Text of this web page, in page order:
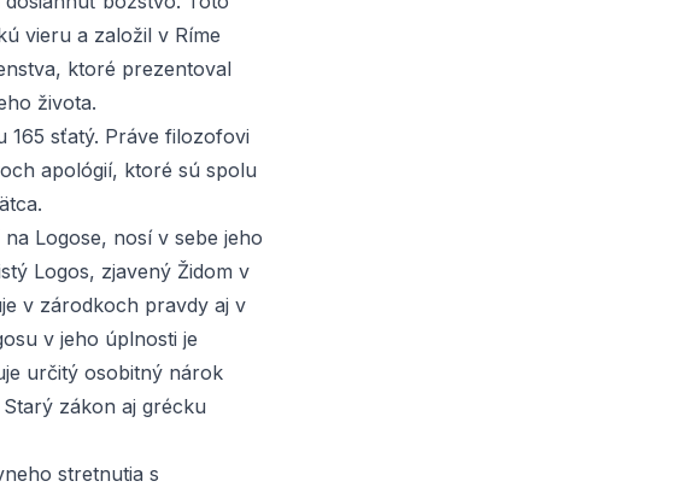
vieru a založil v Ríme
ktoré prezentoval
života.
165 sťatý. Práve filozofovi
apológií, ktoré sú spolu
Logose, nosí v sebe jeho
Logos, zjavený Židom v
v zárodkoch pravdy aj v
v jeho úplnosti je
určitý osobitný nárok
zákon aj grécku
stretnutia s